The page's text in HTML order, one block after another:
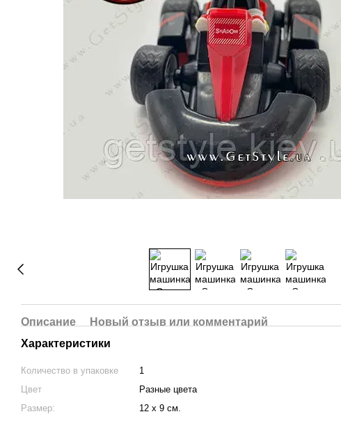
Описание
Новый отзыв или комментарий
Характеристики
Количество в упаковке
1
Цвет
Разные цвета
Размер:
12 х 9 см.